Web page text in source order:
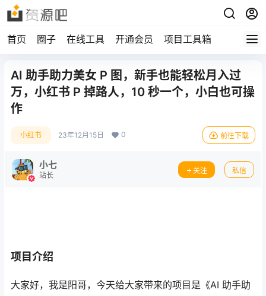
首页 圈子 在线工具 开通会员 项目工具箱
AI 助手助力美女 P 图，新手也能轻松月入过
万，小红书 P 掉路人，10 秒一个，小白也可操
作
小红书 23年12月15日 0 前往下载
小七
站长
关注 私信
项目介绍
大家好，我是阳哥，今天给大家带来的项目是《AI 助手助